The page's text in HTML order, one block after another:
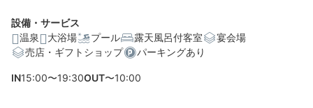
設備・サービス
温泉
大浴場 プール 露天風呂付客室
宴会場
売店・ギフトショップ
パーキングあり
IN15:00〜19:30OUT〜10:00